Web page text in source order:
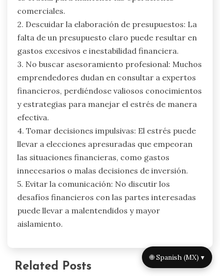
comerciales.
2. Descuidar la elaboración de presupuestos: La
falta de un presupuesto claro puede resultar en
gastos excesivos e inestabilidad financiera.
3. No buscar asesoramiento profesional: Muchos
emprendedores dudan en consultar a expertos
financieros, perdiéndose valiosos conocimientos
y estrategias para manejar el estrés de manera
efectiva.
4. Tomar decisiones impulsivas: El estrés puede
llevar a elecciones apresuradas que empeoran
las situaciones financieras, como gastos
innecesarios o malas decisiones de inversión.
5. Evitar la comunicación: No discutir los
desafíos financieros con las partes interesadas
puede llevar a malentendidos y mayor
aislamiento.
Related Posts
🌐 Spanish (MX) ▾